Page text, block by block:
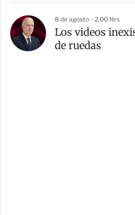
8 de agosto - 2:00 Hrs
Los videos
de ruedas